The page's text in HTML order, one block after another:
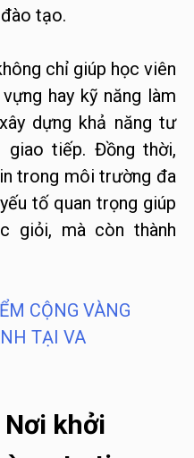
tạo.
chỉ giúp học viên
hay kỹ năng làm
dựng khả năng tư
giao tiếp. Đồng thời,
trong môi trường đa
tố quan trọng giúp
giỏi, mà còn thành
CỘNG VÀNG
TẠI VA
khởi